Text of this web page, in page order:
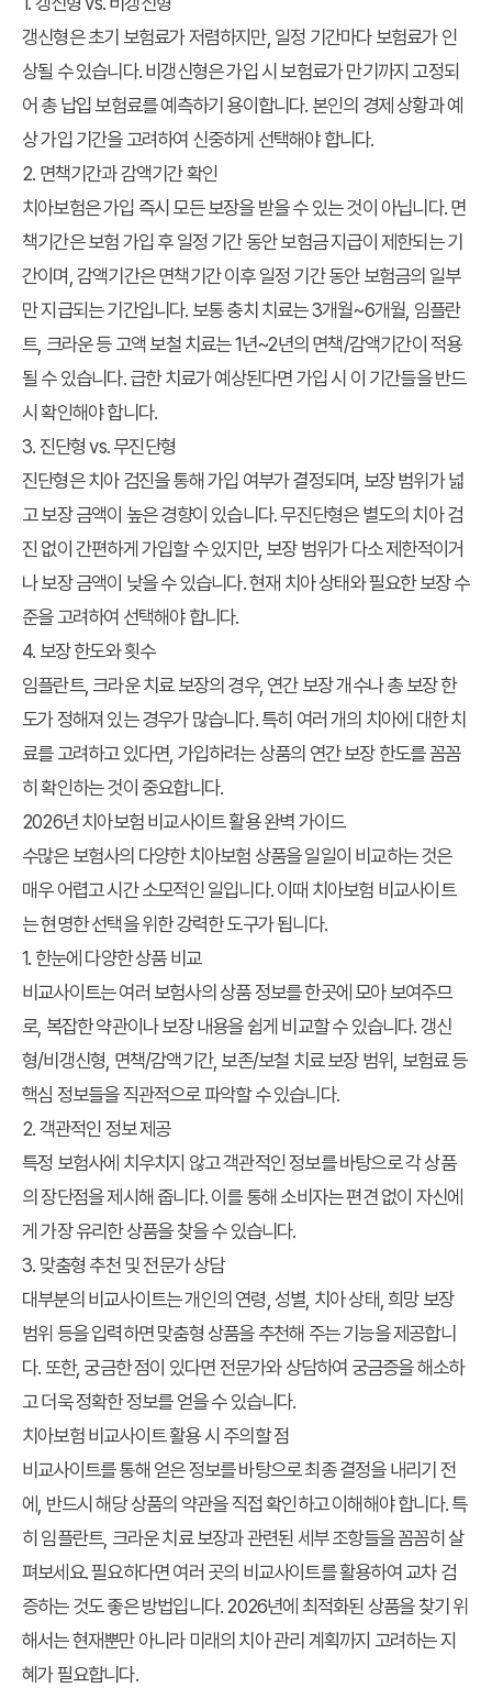
갱신형은 초기 보험료가 저렴하지만, 일정 기간마다 보험료가 인
상될 수 있습니다. 비갱신형은 가입 시 보험료가 만기까지 고정되
어 총 납입 보험료를 예측하기 용이합니다. 본인의 경제 상황과 예
상 가입 기간을 고려하여 신중하게 선택해야 합니다.
2. 면책기간과 감액기간 확인
치아보험은 가입 즉시 모든 보장을 받을 수 있는 것이 아닙니다. 면
책기간은 보험 가입 후 일정 기간 동안 보험금 지급이 제한되는 기
간이며, 감액기간은 면책기간 이후 일정 기간 동안 보험금의 일부
만 지급되는 기간입니다. 보통 충치 치료는 3개월~6개월, 임플란
트, 크라운 등 고액 보철 치료는 1년~2년의 면책/감액기간이 적용
될 수 있습니다. 급한 치료가 예상된다면 가입 시 이 기간들을 반드
시 확인해야 합니다.
3. 진단형 vs. 무진단형
진단형은 치아 검진을 통해 가입 여부가 결정되며, 보장 범위가 넓
고 보장 금액이 높은 경향이 있습니다. 무진단형은 별도의 치아 검
진 없이 간편하게 가입할 수 있지만, 보장 범위가 다소 제한적이거
나 보장 금액이 낮을 수 있습니다. 현재 치아 상태와 필요한 보장 수
준을 고려하여 선택해야 합니다.
4. 보장 한도와 횟수
임플란트, 크라운 치료 보장의 경우, 연간 보장 개수나 총 보장 한
도가 정해져 있는 경우가 많습니다. 특히 여러 개의 치아에 대한 치
료를 고려하고 있다면, 가입하려는 상품의 연간 보장 한도를 꼼꼼
히 확인하는 것이 중요합니다.
2026년 치아보험 비교사이트 활용 완벽 가이드
수많은 보험사의 다양한 치아보험 상품을 일일이 비교하는 것은
매우 어렵고 시간 소모적인 일입니다. 이때 치아보험 비교사이트
는 현명한 선택을 위한 강력한 도구가 됩니다.
1. 한눈에 다양한 상품 비교
비교사이트는 여러 보험사의 상품 정보를 한곳에 모아 보여주므
로, 복잡한 약관이나 보장 내용을 쉽게 비교할 수 있습니다. 갱신
형/비갱신형, 면책/감액기간, 보존/보철 치료 보장 범위, 보험료 등
핵심 정보들을 직관적으로 파악할 수 있습니다.
2. 객관적인 정보 제공
특정 보험사에 치우치지 않고 객관적인 정보를 바탕으로 각 상품
의 장단점을 제시해 줍니다. 이를 통해 소비자는 편견 없이 자신에
게 가장 유리한 상품을 찾을 수 있습니다.
3. 맞춤형 추천 및 전문가 상담
대부분의 비교사이트는 개인의 연령, 성별, 치아 상태, 희망 보장
범위 등을 입력하면 맞춤형 상품을 추천해 주는 기능을 제공합니
다. 또한, 궁금한 점이 있다면 전문가와 상담하여 궁금증을 해소하
고 더욱 정확한 정보를 얻을 수 있습니다.
치아보험 비교사이트 활용 시 주의할 점
비교사이트를 통해 얻은 정보를 바탕으로 최종 결정을 내리기 전
에, 반드시 해당 상품의 약관을 직접 확인하고 이해해야 합니다. 특
히 임플란트, 크라운 치료 보장과 관련된 세부 조항들을 꼼꼼히 살
펴보세요. 필요하다면 여러 곳의 비교사이트를 활용하여 교차 검
증하는 것도 좋은 방법입니다. 2026년에 최적화된 상품을 찾기 위
해서는 현재뿐만 아니라 미래의 치아 관리 계획까지 고려하는 지
혜가 필요합니다.